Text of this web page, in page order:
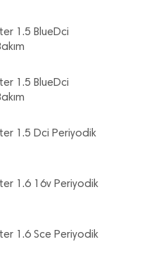
1.5 BlueDci
1.5 BlueDci
1.5 Dci Periyodik
1.6 16v Periyodik
1.6 Sce Periyodik